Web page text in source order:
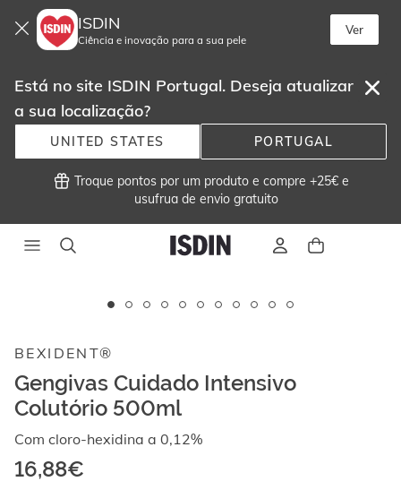
ISDIN
Ciência e inovação para a sua pele
Ver
Está no site ISDIN Portugal. Deseja atualizar
a sua localização?
UNITED STATES PORTUGAL
Troque pontos por um produto e compre +25€ e
usufrua de envio gratuito
imagens
vídeos.
Ao
com
BEXIDENT®
Gengivas Cuidado Intensivo
Colutório 500ml
Com cloro-hexidina a 0,12%
16,88€